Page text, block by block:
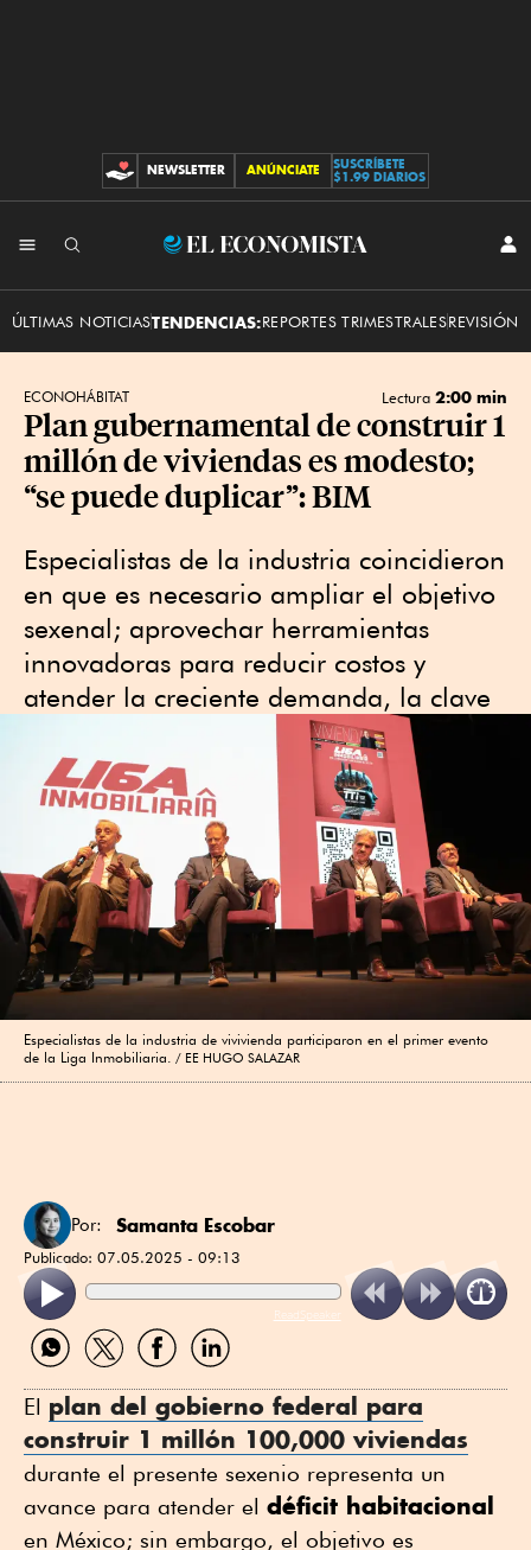
CONTRIBUCIONES
NEWSLETTER ANÚNCIATE
SUSCRÍBETE
$1.99 DIARIOS
El
ÚLTIMAS NOTICIASTENDENCIAS:REPORTES TRIMESTRALESREVISIÓN
ECONOHÁBITAT Lectura 2:00 min
Plan gubernamental de construir 1
millón de viviendas es modesto;
“se puede duplicar”: BIM
Especialistas de la industria coincidieron
en que es necesario ampliar el objetivo
sexenal; aprovechar herramientas
innovadoras para reducir costos y
atender la creciente demanda, la clave
Especialistas de la industria de vivivienda participaron en el primer evento
de la Liga Inmobiliaria.
EE HUGO SALAZAR
Por: Samanta Escobar
Publicado: 07.05.2025 - 09:13
ReadSpeaker
Compartir
por
Compartir
por
Compartir
por
Compartir
por
El plan del gobierno federal para
construir 1 millón 100,000 viviendas
durante el presente sexenio representa un
avance para atender el déficit habitacional
en México; sin embargo, el objetivo es